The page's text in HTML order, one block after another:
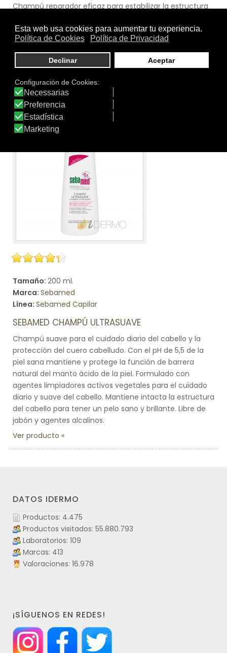
Champú reparador eficaz para estabilizar la estructura
protege la función de barrera natural del manto ácido
de la piel. Complejo de reparación vegetal muy eficaz
que mejora la estructura del cabello muy castigado. La
proteína hidrolizada y el PCA humedecen e hidratan el
alcalinos.
Ver producto
Tamaño: 200 ml.
Marca: Sebamed
Línea: Sebamed Capilar
SEBAMED CHAMPÚ ULTRASUAVE
Champú suave para el cuidado diario del cabello y la
protección del cuero cabelludo. Con el pH de 5,5 de la
piel sana mantiene y protege la función de barrera
natural del manto ácido de la piel. Formulado con
agentes limpiadores activos vegetales para el cuidado
diario y suave del cabello. Mantiene intacta la estructura
del cabello para tener un pelo sano y brillante. Libre de
jabón y agentes alcalinos.
Ver producto
DATOS IDERMO
Productos: 4.475
Productos visitados: 55.880.793
Laboratorios: 109
Marcas: 413
Valoraciones: 16.978
¡SÍGUENOS EN REDES!